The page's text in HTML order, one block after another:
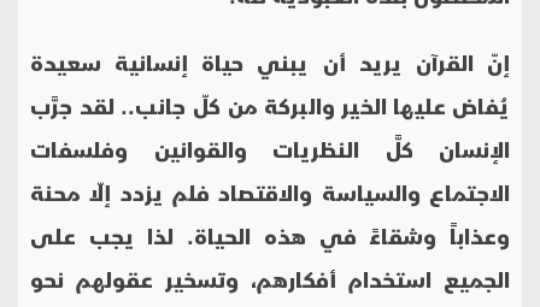
إنّ القرآن يريد أن يبني حياة إنسانية سعيدة
يُفاض عليها الخير والبركة من كلّ جانب.. لقد جرَّب
الإنسان كلَّ النظريات والقوانين وفلسفات
الاجتماع والسياسة والاقتصاد فلم يزدد إلّا محنة
وعذاباً وشقاءً في هذه الحياة. لذا يجب على
الجميع استخدام أفكارهم، وتسخير عقولهم نحو